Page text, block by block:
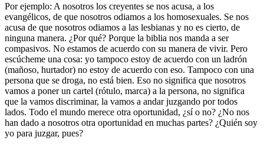
Por ejemplo: A nosotros los creyentes se nos acusa, a los
evangélicos, de que nosotros odiamos a los homosexuales. Se nos
acusa de que nosotros odiamos a las lesbianas y no es cierto, de
ninguna manera. ¿Por qué? Porque la biblia nos manda a ser
compasivos. No estamos de acuerdo con su manera de vivir. Pero
escúcheme una cosa: yo tampoco estoy de acuerdo con un ladrón
(mañoso, hurtador) no estoy de acuerdo con eso. Tampoco con una
persona que se droga, no está bien. Eso no significa que nosotros
vamos a poner un cartel (rótulo, marca) a la persona, no significa
que la vamos discriminar, la vamos a andar juzgando por todos
lados. Todo el mundo merece otra oportunidad, ¿sí o no? ¿No nos
han dado a nosotros otra oportunidad en muchas partes? ¿Quién soy
yo para juzgar, pues?